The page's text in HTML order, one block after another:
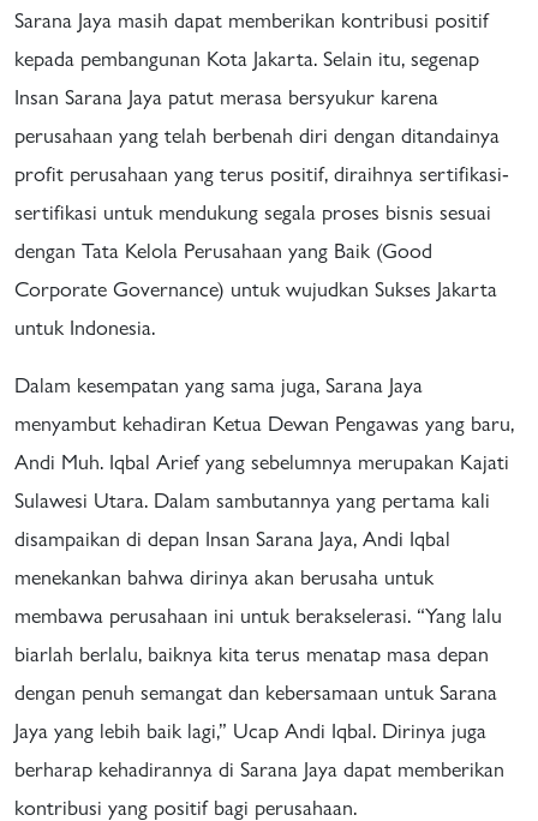
Sarana Jaya masih dapat memberikan kontribusi positif
kepada pembangunan Kota Jakarta. Selain itu, segenap
Insan Sarana Jaya patut merasa bersyukur karena
perusahaan yang telah berbenah diri dengan ditandainya
profit perusahaan yang terus positif, diraihnya sertifikasi-
sertifikasi untuk mendukung segala proses bisnis sesuai
dengan Tata Kelola Perusahaan yang Baik (Good
Corporate Governance) untuk wujudkan Sukses Jakarta
untuk Indonesia.
Dalam kesempatan yang sama juga, Sarana Jaya
menyambut kehadiran Ketua Dewan Pengawas yang baru,
Andi Muh. Iqbal Arief yang sebelumnya merupakan Kajati
Sulawesi Utara. Dalam sambutannya yang pertama kali
disampaikan di depan Insan Sarana Jaya, Andi Iqbal
menekankan bahwa dirinya akan berusaha untuk
membawa perusahaan ini untuk berakselerasi. “Yang lalu
biarlah berlalu, baiknya kita terus menatap masa depan
dengan penuh semangat dan kebersamaan untuk Sarana
Jaya yang lebih baik lagi,” Ucap Andi Iqbal. Dirinya juga
berharap kehadirannya di Sarana Jaya dapat memberikan
kontribusi yang positif bagi perusahaan.